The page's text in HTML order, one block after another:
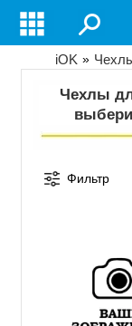
основному
содержанию
Строка
iOK
Чехлы
Фильтр